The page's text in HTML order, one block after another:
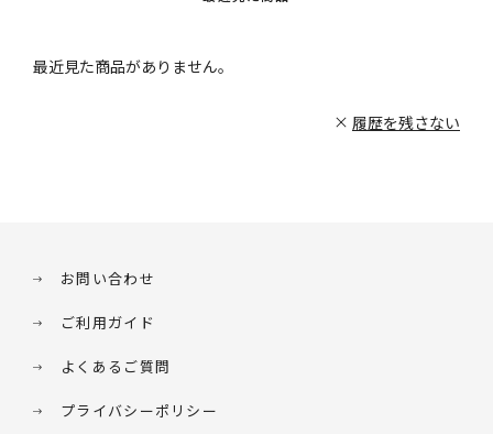
最近見た商品がありません。
履歴を残さない
お問い合わせ
ご利用ガイド
よくあるご質問
プライバシーポリシー